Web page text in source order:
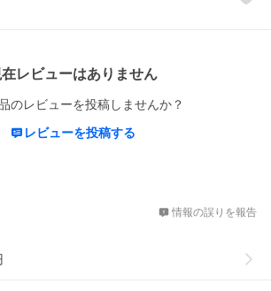
レビューはありません
のレビューを投稿しませんか？
レビューを投稿する
情報の誤りを報告